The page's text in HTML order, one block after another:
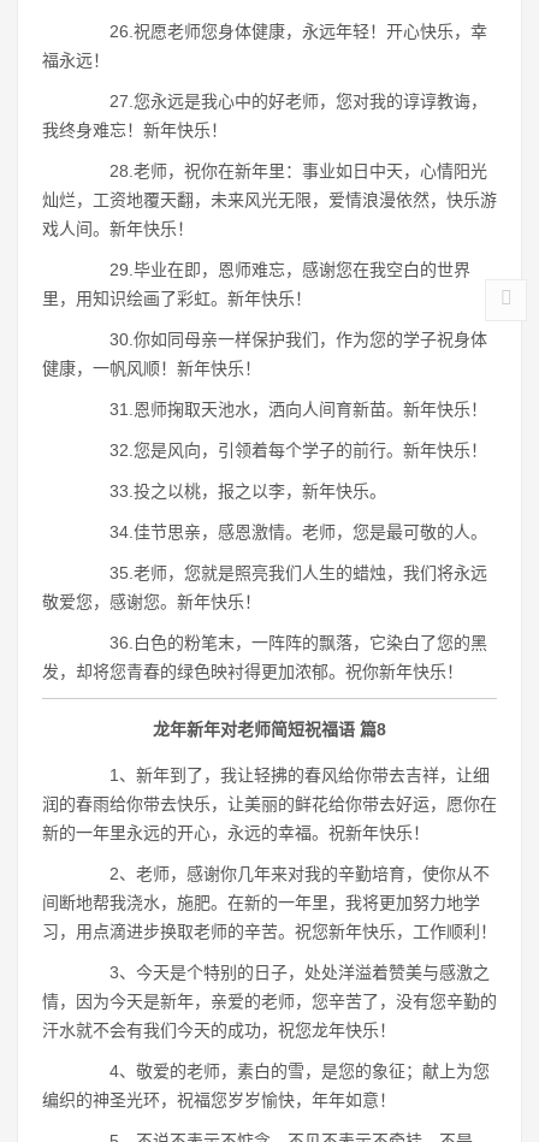
26.祝愿老师您身体健康，永远年轻！开心快乐，幸
福永远！
27.您永远是我心中的好老师，您对我的谆谆教诲，
我终身难忘！新年快乐！
28.老师，祝你在新年里：事业如日中天，心情阳光
灿烂，工资地覆天翻，未来风光无限，爱情浪漫依然，快乐游
戏人间。新年快乐！
29.毕业在即，恩师难忘，感谢您在我空白的世界
里，用知识绘画了彩虹。新年快乐！
30.你如同母亲一样保护我们，作为您的学子祝身体
健康，一帆风顺！新年快乐！
31.恩师掬取天池水，洒向人间育新苗。新年快乐！
32.您是风向，引领着每个学子的前行。新年快乐！
33.投之以桃，报之以李，新年快乐。
34.佳节思亲，感恩激情。老师，您是最可敬的人。
35.老师，您就是照亮我们人生的蜡烛，我们将永远
敬爱您，感谢您。新年快乐！
36.白色的粉笔末，一阵阵的飘落，它染白了您的黑
发，却将您青春的绿色映衬得更加浓郁。祝你新年快乐！
龙年新年对老师简短祝福语 篇8
1、新年到了，我让轻拂的春风给你带去吉祥，让细
润的春雨给你带去快乐，让美丽的鲜花给你带去好运，愿你在
新的一年里永远的开心，永远的幸福。祝新年快乐！
2、老师，感谢你几年来对我的辛勤培育，使你从不
间断地帮我浇水，施肥。在新的一年里，我将更加努力地学
习，用点滴进步换取老师的辛苦。祝您新年快乐，工作顺利！
3、今天是个特别的日子，处处洋溢着赞美与感激之
情，因为今天是新年，亲爱的老师，您辛苦了，没有您辛勤的
汗水就不会有我们今天的成功，祝您龙年快乐！
4、敬爱的老师，素白的雪，是您的象征；献上为您
编织的神圣光环，祝福您岁岁愉快，年年如意！